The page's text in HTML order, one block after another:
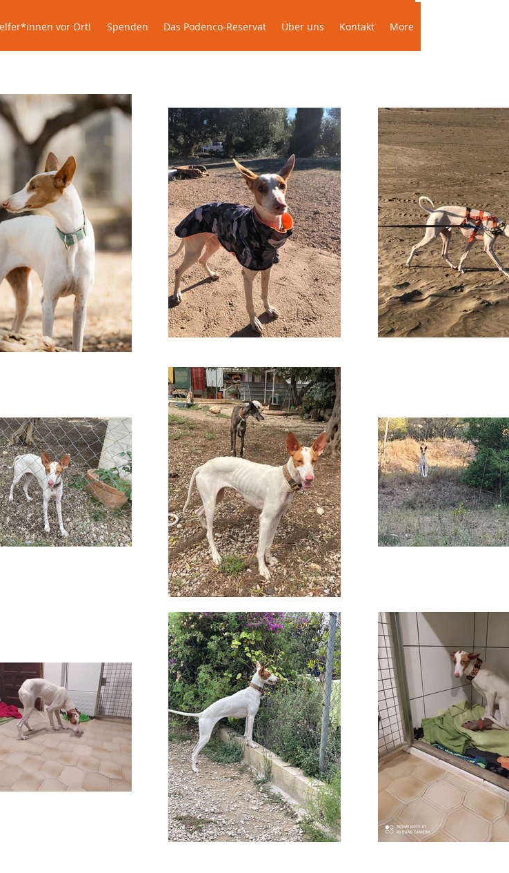
Helfer*innen vor Ort! Spenden Das Podenco-Reservat Über uns More
vor Ort! Spenden Das Podenco-Reservat Über uns Kontakt More